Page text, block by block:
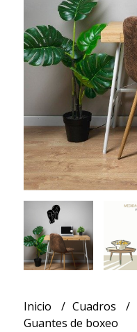
Inicio Cuadros
Guantes de boxeo